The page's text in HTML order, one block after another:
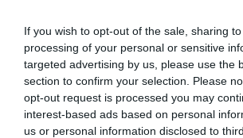
If you wish to opt-out of the sale, sharing
processing of your personal or sensitive
targeted advertising by us, please use the
section to confirm your selection. Please
opt-out request is processed you may
interest-based ads based on personal
us or personal information disclosed to